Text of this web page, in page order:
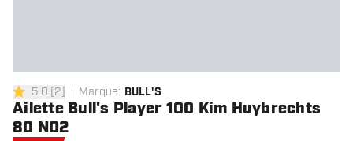
5 étoiles de notation
5.0 [2] Marque: BULL'S
Ailette Bull's Player 100 Kim Huybrechts
80 NO2